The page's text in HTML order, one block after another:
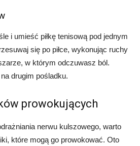
i umieść piłkę tenisową pod jednym
się po piłce, wykonując ruchy
w którym odczuwasz ból.
drugim pośladku.
prowokujących
nerwu kulszowego, warto
które mogą go prowokować. Oto